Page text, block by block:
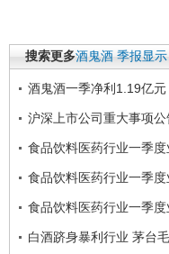
搜索更多酒鬼酒 季报显示
酒鬼酒一季净利1.19亿
沪深上市公司重大事项公
食品饮料医药行业一季度
食品饮料医药行业一季度
食品饮料医药行业一季度
白酒跻身暴利行业 茅台